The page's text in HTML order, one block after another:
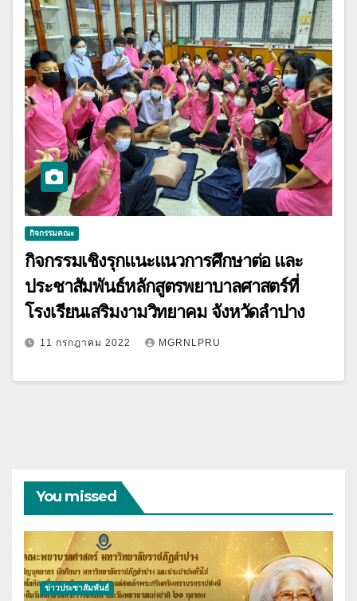
กิจกรรมคณะ
กิจกรรมเชิงรุกแนะแนวการศึกษาต่อ และ
ประชาสัมพันธ์หลักสูตรพยาบาลศาสตร์ที่
โรงเรียนเสริมงามวิทยาคม จังหวัดลำปาง
11 กรกฎาคม 2022 MGRNLPRU
You missed
ข่าวประชาสัมพันธ์